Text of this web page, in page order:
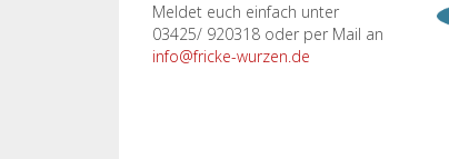
Meldet euch einfach unter
03425/ 920318 oder per Mail an
info@fricke-wurzen.de